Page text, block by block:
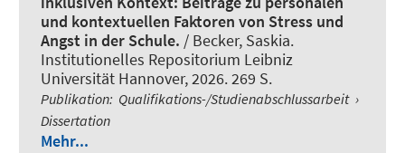
und kontextuellen Faktoren von Stress und
Angst in der Schule. / Becker, Saskia.
Institutionelles Repositorium Leibniz
Universität Hannover, 2026. 269 S.
Publikation: Qualifikations-/Studienabschlussarbeit ›
Dissertation
Mehr...